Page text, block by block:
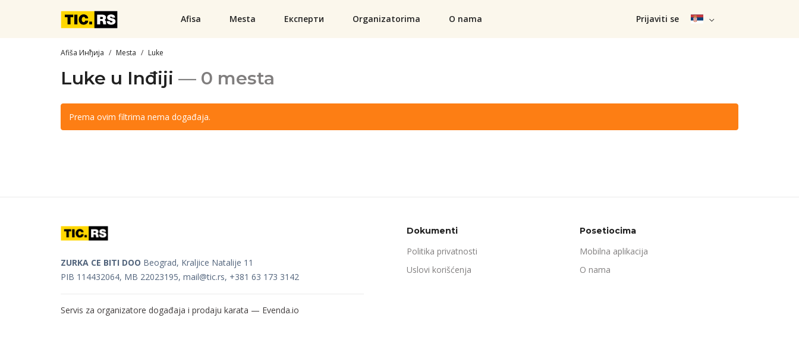
Afisa Mesta Експерти Organizatorima O nama Prijaviti se
Afiša Инђија Mesta Luke
Luke u Inđiji — 0 mesta
Prema ovim filtrima nema događaja.
ZURKA CE BITI DOO Beograd, Kraljice Natalije 11
PIB 114432064, MB 22023195, mail@tic.rs, +381 63 173 3142
Servis za organizatore događaja i prodaju karata — Evenda.io
Dokumenti
Politika privatnosti
Uslovi korišćenja
Posetiocima
Mobilna aplikacija
O nama